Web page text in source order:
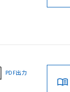
PDF出力